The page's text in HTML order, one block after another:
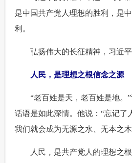
是中国共产党人理想的胜利，是
利。
弘扬伟大的长征精神，习近平
人民，是理想之根信念之源
“老百姓是天，老百姓是地。”
话语是如此深情。他说：“忘记了
我们就会成为无源之水、无本之
人民，是共产党人的理想之根